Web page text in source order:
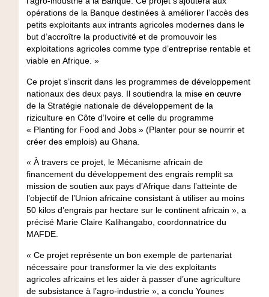
opérations de la Banque destinées à améliorer l’accès des
petits exploitants aux intrants agricoles modernes dans le
but d’accroître la productivité et de promouvoir les
exploitations agricoles comme type d’entreprise rentable et
viable en Afrique. »
Ce projet s’inscrit dans les programmes de développement
nationaux des deux pays. Il soutiendra la mise en œuvre
de la Stratégie nationale de développement de la
riziculture en Côte d’Ivoire et celle du programme
« Planting for Food and Jobs » (Planter pour se nourrir et
créer des emplois) au Ghana.
« À travers ce projet, le Mécanisme africain de
financement du développement des engrais remplit sa
mission de soutien aux pays d’Afrique dans l’atteinte de
l’objectif de l’Union africaine consistant à utiliser au moins
50 kilos d’engrais par hectare sur le continent africain », a
précisé Marie Claire Kalihangabo, coordonnatrice du
MAFDE.
« Ce projet représente un bon exemple de partenariat
nécessaire pour transformer la vie des exploitants
agricoles africains et les aider à passer d’une agriculture
de subsistance à l’agro-industrie », a conclu Younes